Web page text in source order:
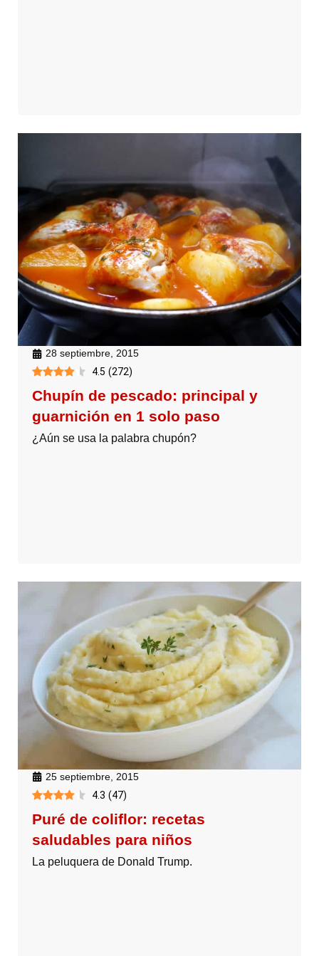
28 septiembre, 2015
4.5 (272)
Chupín de pescado: principal y
guarnición en 1 solo paso
¿Aún se usa la palabra chupón?
25 septiembre, 2015
4.3 (47)
Puré de coliflor: recetas
saludables para niños
La peluquera de Donald Trump.